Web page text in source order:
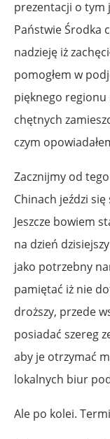
prezentacji o tym
Państwie Środka
nadzieję iż
pomogłem w
pięknego regionu
chętnych
czym
Zacznijmy od
Chinach jeździ
Jeszcze bowiem
na dzień
jako potrzebny
pamiętać iż nie
droższy, przede
posiadać szereg
aby je otrzymać
lokalnych biur
Ale po kolei.